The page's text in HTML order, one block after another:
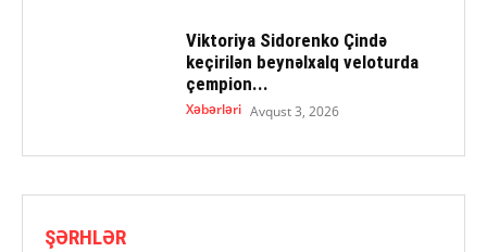
Viktoriya Sidorenko Çində
keçirilən beynəlxalq veloturda
çempion...
Xəbərləri Avqust 3, 2026
ŞƏRHLƏR